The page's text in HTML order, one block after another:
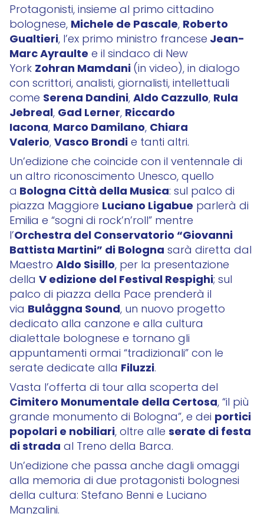
Protagonisti, insieme al primo cittadino
bolognese, Michele de Pascale, Roberto
Gualtieri, l’ex primo ministro francese Jean-
Marc Ayraulte e il sindaco di New
York Zohran Mamdani(in video), in dialogo
con scrittori, analisti, giornalisti, intellettuali
come Serena Dandini,Aldo Cazzullo, Rula
Jebreal, Gad Lerner, Riccardo
Iacona, Marco Damilano, Chiara
Valerio,Vasco Brondie tanti altri.
Un’edizione che coincide con il ventennale di
un altro riconoscimento Unesco, quello
a Bologna Città della Musica: sul palco di
piazza Maggiore Luciano Ligabue parlerà di
Emilia e “sogni di rock’n’roll” mentre
l’Orchestra del Conservatorio “Giovanni
Battista Martini” di Bologna sarà diretta dal
Maestro Aldo Sisillo, per la presentazione
della V edizione del Festival Respighi; sul
palco di piazza della Pace prenderà il
via Bulåggna Sound, un nuovo progetto
dedicato alla canzone e alla cultura
dialettale bolognese e tornano gli
appuntamenti ormai “tradizionali” con le
serate dedicate alla Filuzzi.
Vasta l’offerta di tour alla scoperta del
Cimitero Monumentale della Certosa, “il più
grande monumento di Bologna”, e dei portici
popolari e nobiliari, oltre alle serate di festa
di strada al Treno della Barca.
Un’edizione che passa anche dagli omaggi
alla memoria di due protagonisti bolognesi
della cultura: Stefano Benni e Luciano
Manzalini.